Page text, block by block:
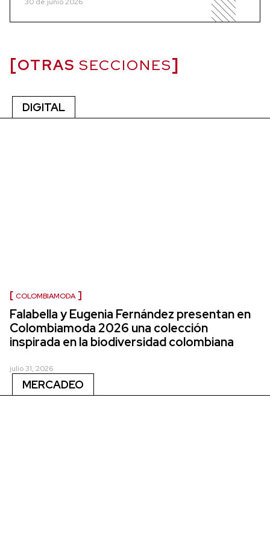
OTRAS SECCIONES
DIGITAL
COLOMBIAMODA
Falabella y Eugenia Fernández presentan en
Colombiamoda 2026 una colección
inspirada en la biodiversidad colombiana
julio 31, 2026
MERCADEO